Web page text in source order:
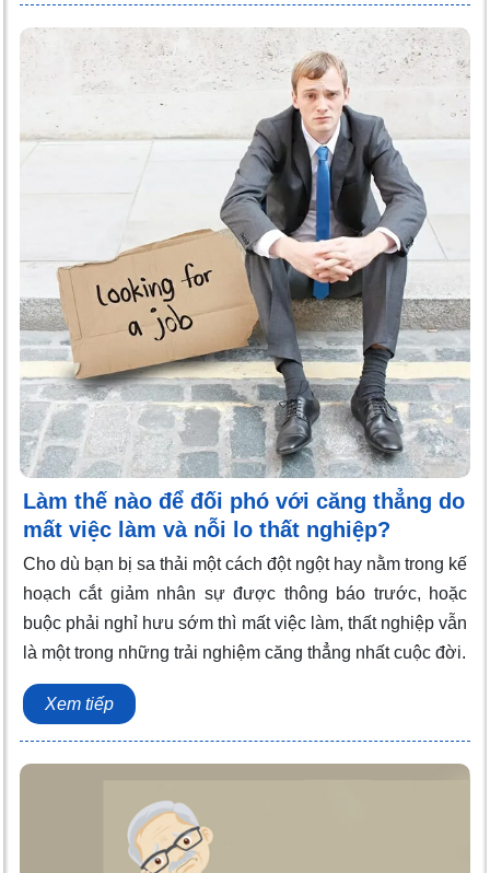
Làm thế nào để đối phó với căng thẳng do
mất việc làm và nỗi lo thất nghiệp?
Cho dù bạn bị sa thải một cách đột ngột hay nằm trong kế
hoạch cắt giảm nhân sự được thông báo trước, hoặc
buộc phải nghỉ hưu sớm thì mất việc làm, thất nghiệp vẫn
là một trong những trải nghiệm căng thẳng nhất cuộc đời.
Xem tiếp